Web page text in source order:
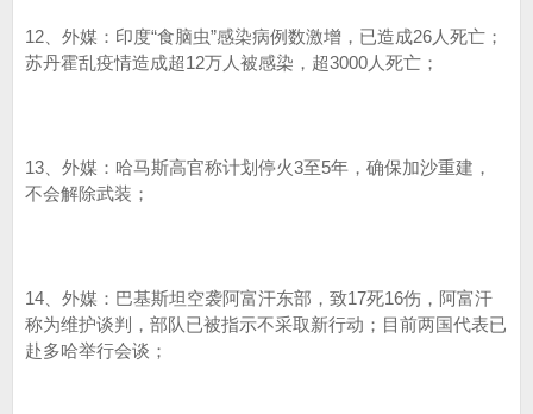
12、外媒：印度“食脑虫”感染病例数激增，已造成26人死亡；
苏丹霍乱疫情造成超12万人被感染，超3000人死亡；
13、外媒：哈马斯高官称计划停火3至5年，确保加沙重建，
不会解除武装；
14、外媒：巴基斯坦空袭阿富汗东部，致17死16伤，阿富汗
称为维护谈判，部队已被指示不采取新行动；目前两国代表已
赴多哈举行会谈；